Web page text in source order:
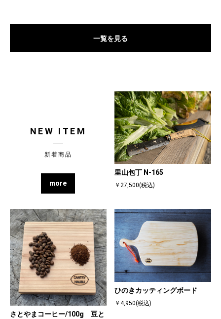
一覧を見る
NEW ITEM
新着商品
more
里山包丁 N-165
￥27,500(税込)
さとやまコーヒー/100g 豆と
ひのきカッティングボード
￥4,950(税込)